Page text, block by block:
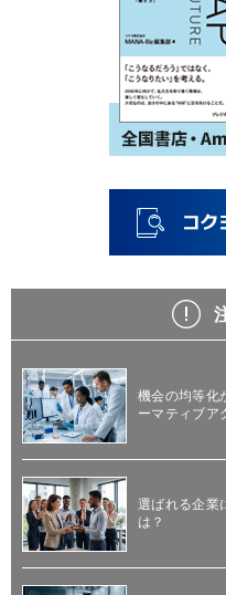
機会の均等化
ーマティブア
選ばれる企業
は？